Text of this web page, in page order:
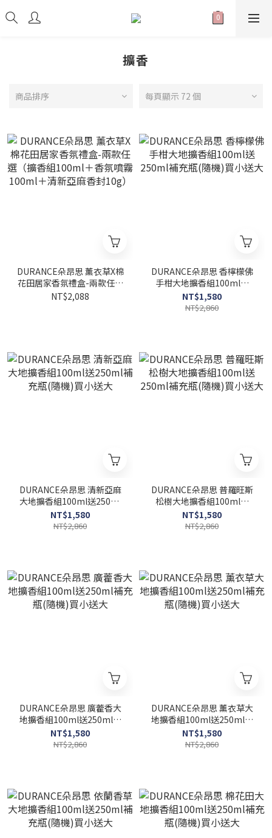
擴香
商品排序 每頁顯示 72 個
DURANCE朵昂思 薰衣草X棉
花田居家香氛禮盒-兩款任選
（擴香組100ml＋香氛噴霧
NT$2,088
DURANCE朵昂思 香檸檬佛
手柑大地擴香組100ml送
250ml補充瓶(隨機)買小送
大
NT$1,580
NT$2,860
DURANCE朵昂思 清新亞麻
大地擴香組100ml送250ml
補充瓶(隨機)買小送大
NT$1,580
NT$2,860
DURANCE朵昂思 普羅旺斯
松樹大地擴香組100ml送
250ml補充瓶(隨機)買小送
大
NT$1,580
NT$2,860
DURANCE朵昂思 廣藿香大
地擴香組100ml送250ml補
充瓶(隨機)買小送大
NT$1,580
NT$2,860
DURANCE朵昂思 薰衣草大
地擴香組100ml送250ml補
充瓶(隨機)買小送大
NT$1,580
NT$2,860